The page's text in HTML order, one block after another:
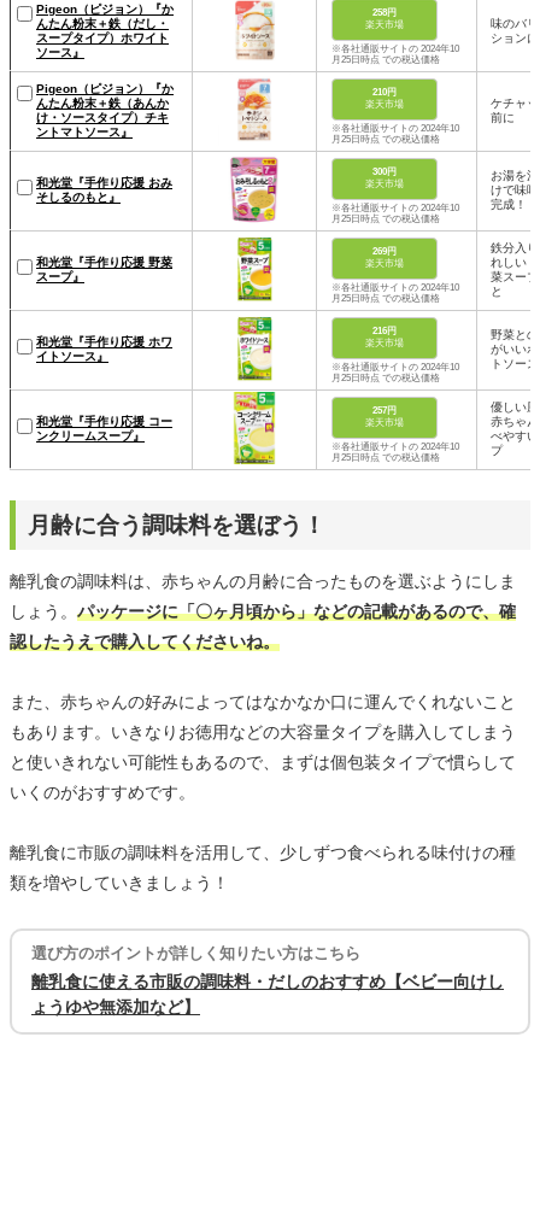
Pigeon（ピジョン）『か
んたん粉末＋鉄（だし・
スープタイプ）ホワイト
ソース』
258円
楽天市場
※各社通販サイトの 2024年10
月25日時点 での税込価格
味のバ
ションに
Pigeon（ピジョン）『か
んたん粉末＋鉄（あんか
け・ソースタイプ）チキ
ントマトソース』
210円
楽天市場
※各社通販サイトの 2024年10
月25日時点 での税込価格
ケチャ
前に
和光堂『手作り応援 おみ
そしるのもと』
300円
楽天市場
※各社通販サイトの 2024年10
月25日時点 での税込価格
お湯を
けで味
完成！
和光堂『手作り応援 野菜
スープ』
269円
楽天市場
※各社通販サイトの 2024年10
月25日時点 での税込価格
鉄分入
れしい
菜スー
と
和光堂『手作り応援 ホワ
イトソース』
216円
楽天市場
※各社通販サイトの 2024年10
月25日時点 での税込価格
野菜と
がいい
トソース
和光堂『手作り応援 コー
ンクリームスープ』
257円
楽天市場
※各社通販サイトの 2024年10
月25日時点 での税込価格
優しい
赤ちゃ
べやす
プ
月齢に合う調味料を選ぼう！
離乳食の調味料は、赤ちゃんの月齢に合ったものを選ぶようにしま
しょう。 パッケージに「〇ヶ月頃から」などの記載があるので、確
認したうえで購入してくださいね。
また、赤ちゃんの好みによってはなかなか口に運んでくれないこと
もあります。いきなりお徳用などの大容量タイプを購入してしまう
と使いきれない可能性もあるので、まずは個包装タイプで慣らして
いくのがおすすめです。
離乳食に市販の調味料を活用して、少しずつ食べられる味付けの種
類を増やしていきましょう！
選び方のポイントが詳しく知りたい方はこちら
離乳食に使える市販の調味料・だしのおすすめ【ベビー向けし
ょうゆや無添加など】